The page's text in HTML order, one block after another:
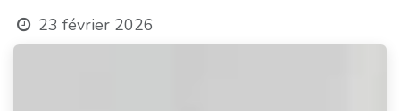
23 février 2026